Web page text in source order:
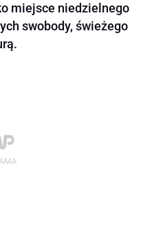
miejsce niedzielnego
swobody, świeżego